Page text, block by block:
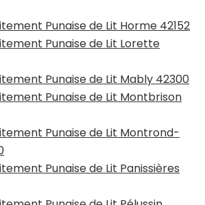
Punaise de Lit Horme 42152
Punaise de Lit Lorette
Punaise de Lit Mably 42300
Punaise de Lit Montbrison
Punaise de Lit Montrond-
Punaise de Lit Panissières